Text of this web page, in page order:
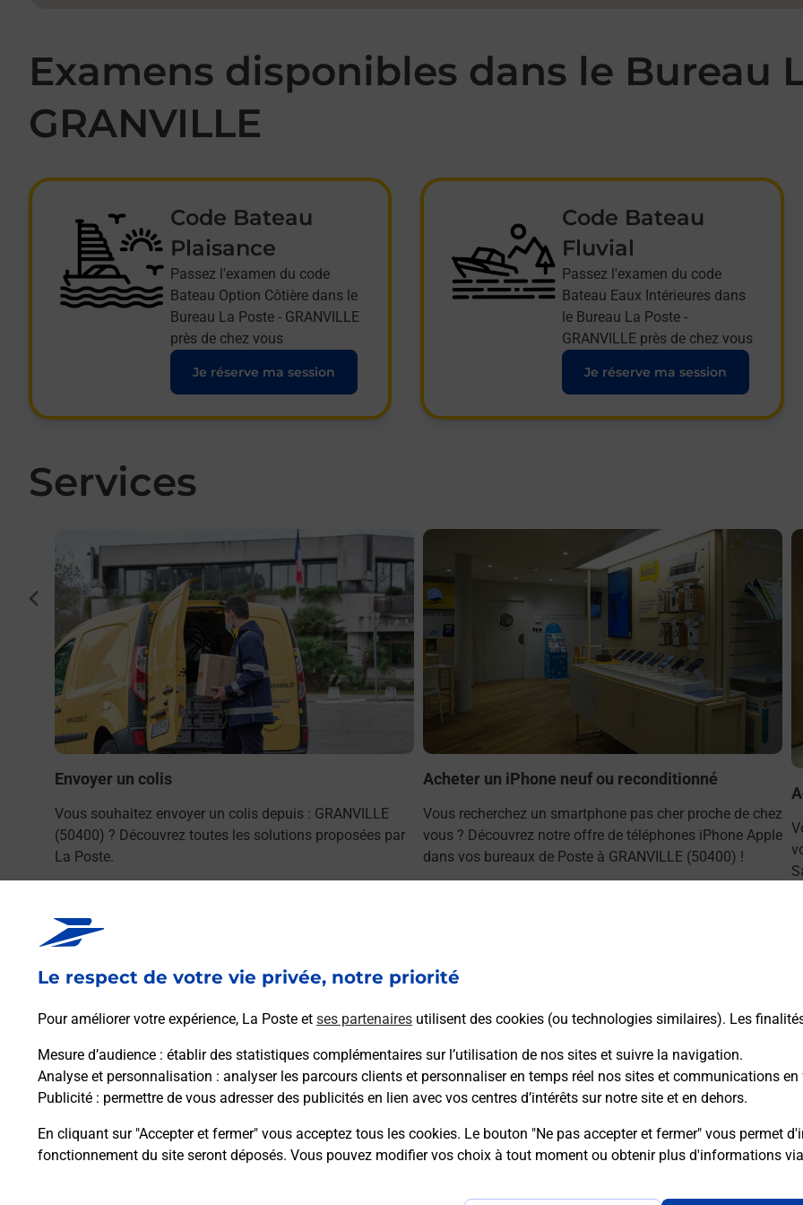
Le respect de votre vie privée, notre priorité
Pour améliorer votre expérience, La Poste et ses partenaires utilisent des cookies (ou technologies similaires). Les
Mesure d’audience : établir des statistiques complémentaires sur l’utilisation de nos sites et suivre la navigation.
Analyse et personnalisation : analyser les parcours clients et personnaliser en temps réel nos sites et communications
Publicité : permettre de vous adresser des publicités en lien avec vos centres d’intérêts sur notre site et en dehors.
En cliquant sur "Accepter et fermer" vous acceptez tous les cookies. Le bouton "Ne pas accepter et fermer" vous permet
fonctionnement du site seront déposés. Vous pouvez modifier vos choix à tout moment ou obtenir plus d'informations via
Examens disponibles dans le Bureau
GRANVILLE
Code Bateau
Plaisance
Passez l'examen du code
Bateau Option Côtière dans le
Bureau La Poste - GRANVILLE
près de chez vous
Je réserve ma session
Code Bateau
Fluvial
Passez l'examen du code
Bateau Eaux Intérieures dans
le Bureau La Poste -
GRANVILLE près de chez vous
Je réserve ma session
Services
Envoyer un colis
Vous souhaitez envoyer un colis depuis : GRANVILLE
(50400) ? Découvrez toutes les solutions proposées par
La Poste.
En savoir plus
Acheter un iPhone neuf ou reconditionné
Vous recherchez un smartphone pas cher proche de chez
vous ? Découvrez notre offre de téléphones iPhone Apple
dans vos bureaux de Poste à GRANVILLE (50400) !
Foire aux questions
Quel âge minimum faut-il pour passer le permis bateau ?